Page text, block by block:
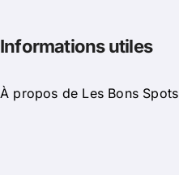
Informations utiles
À propos de Les Bons Spots